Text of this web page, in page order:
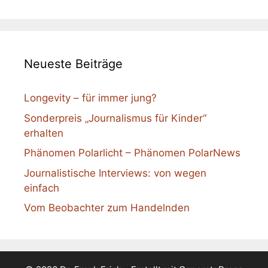
Neueste Beiträge
Longevity – für immer jung?
Sonderpreis „Journalismus für Kinder“
erhalten
Phänomen Polarlicht – Phänomen PolarNews
Journalistische Interviews: von wegen
einfach
Vom Beobachter zum Handelnden